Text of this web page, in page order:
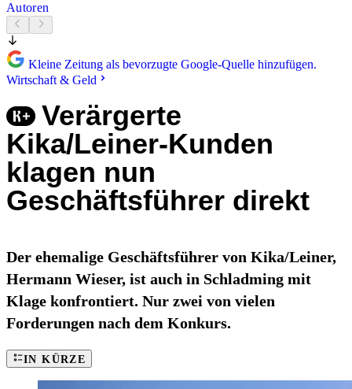
Autoren
Kleine Zeitung als bevorzugte Google-Quelle hinzufügen.
Wirtschaft & Geld
Verärgerte
Kika/Leiner-Kunden
klagen nun
Geschäftsführer direkt
Der ehemalige Geschäftsführer von Kika/Leiner,
Hermann Wieser, ist auch in Schladming mit
Klage konfrontiert. Nur zwei von vielen
Forderungen nach dem Konkurs.
IN KÜRZE